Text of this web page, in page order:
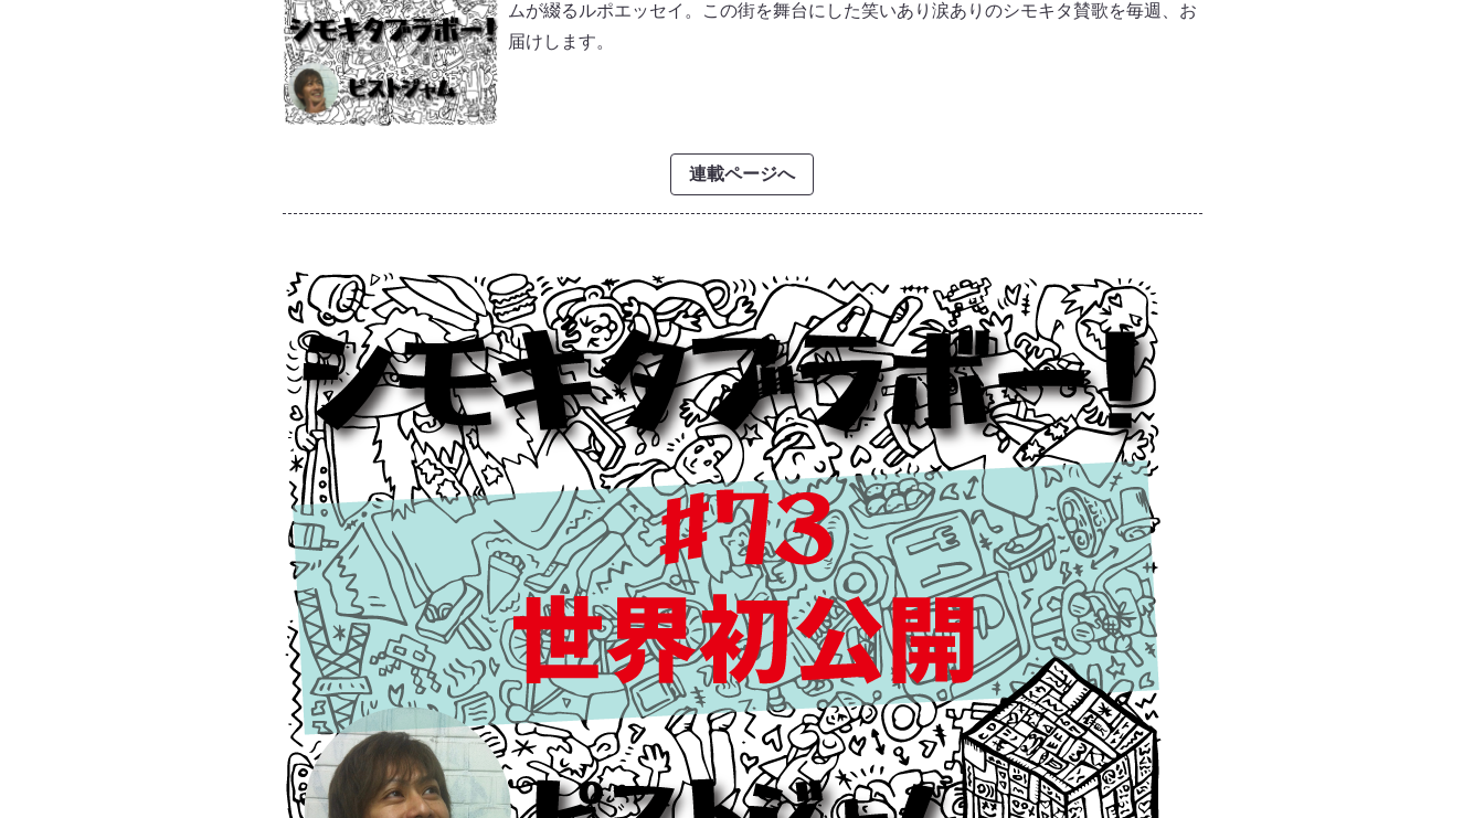
ムが綴るルポエッセイ。この街を舞台にした笑いあり涙ありのシモキタ賛歌を毎週、お
届けします。
連載ページへ